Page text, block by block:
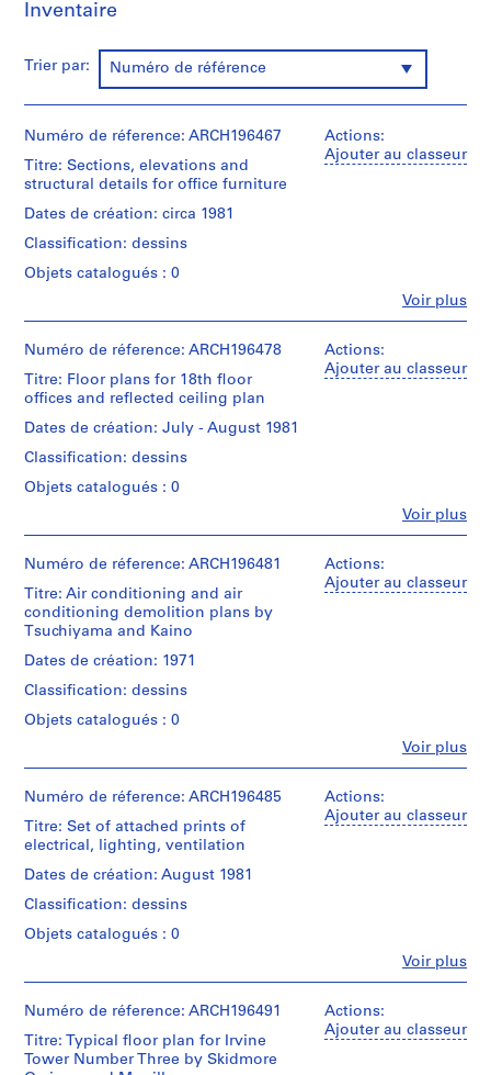
0
4
,
1
9
5
7
2
0
4
AP114.S1
S
o
u
s
-
i
e
:
A
r
c
i
c
t
u
r
l
p
o
j
e
c
Inventaire
Trier par: Numéro de référence
Actions:
Ajouter au classeur
Voir plus
Numéro de réference: ARCH196467
Titre: Sections, elevations and
structural details for office furniture
Dates de création: circa 1981
Classification: dessins
Objets catalogués : 0
institutions:
Summers
(archive
creator)
Quantité
/
11
drawing(s)
Étape
et
objectif:
dessins
Collation:
11
Technique
médium:
Ink
tracing
vellum
Dimensions:
91.5
cm
Actions:
Ajouter au classeur
Voir plus
Numéro de réference: ARCH196478
Titre: Floor plans for 18th floor
offices and reflected ceiling plan
Dates de création: July - August 1981
Classification: dessins
Objets catalogués : 0
institutions:
Summers
(archive
creator)
/
Type
drawing(s)
et
objectif:
dessins
Collation:
3
Technique
médium:
Ink
Actions:
Ajouter au classeur
Voir plus
Numéro de réference: ARCH196481
Titre: Air conditioning and air
conditioning demolition plans by
Tsuchiyama and Kaino
Dates de création: 1971
Classification: dessins
Objets catalogués : 0
institutions:
Summers
(archive
creator)
Description:
Air
air
conditioning
plans
by
Actions:
Ajouter au classeur
Voir plus
Numéro de réference: ARCH196485
Titre: Set of attached prints of
electrical, lighting, ventilation
Dates de création: August 1981
Classification: dessins
Objets catalogués : 0
institutions:
Summers
(archive
Actions:
Ajouter au classeur
Numéro de réference: ARCH196491
Titre: Typical floor plan for Irvine
Tower Number Three by Skidmore